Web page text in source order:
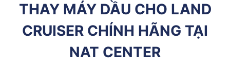
THAY MÁY DẦU CHO LAND
CRUISER CHÍNH HÃNG TẠI
NAT CENTER